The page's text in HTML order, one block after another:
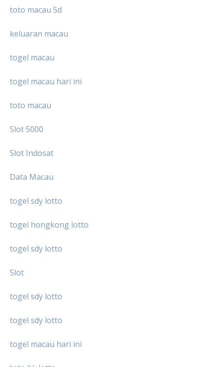
toto macau 5d
keluaran macau
togel macau
togel macau hari ini
toto macau
Slot 5000
Slot Indosat
Data Macau
togel sdy lotto
togel hongkong lotto
togel sdy lotto
Slot
togel sdy lotto
togel sdy lotto
togel macau hari ini